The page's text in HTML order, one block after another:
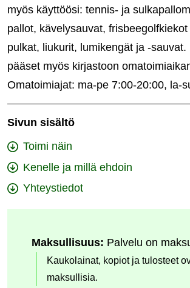
myös käyttöösi: tennis- ja
pallot, kävelysauvat,
pulkat, liukurit, lumikengät ja -
pääset myös kirjastoon
Omatoimiajat: ma-pe 7:00-20:00, la-
Sivun sisältö
Toimi näin
Kenelle ja millä ehdoin
Yhteystiedot
Maksullisuus: Palvelu on
Kaukolainat, kopiot ja tulosteet
maksullisia.